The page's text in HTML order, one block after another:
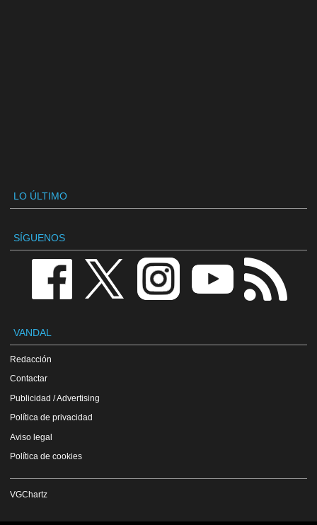
LO ÚLTIMO
SÍGUENOS
VANDAL
Redacción
Contactar
Publicidad / Advertising
Política de privacidad
Aviso legal
Política de cookies
VGChartz